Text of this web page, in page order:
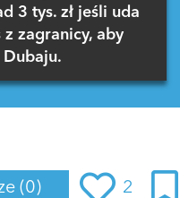
3 tys. zł jeśli uda
zagranicy, aby
Dubaju.
(0) 2